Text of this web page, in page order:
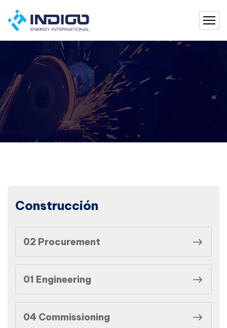
Construcción
02 Procurement
01 Engineering
04 Commissioning